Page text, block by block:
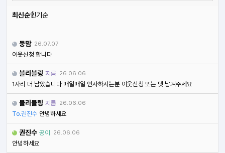
최신순인기순
둥맘 26.07.07
이웃신청 합니다
블리블링 지름 26.06.06
1자리 더 남았습니다 매일매일 인사하시는분 이웃신청 또는 댓 남겨주세요
블리블링 지름 26.06.06
To.권진수 안녕하세요
권진수 공이 26.06.06
안녕하세요